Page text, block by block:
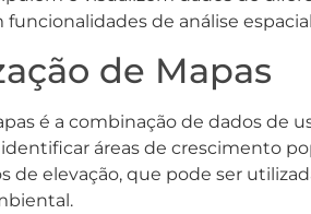
de análise
de Mapas
é a combinação de dados de
áreas de crescimento
de elevação, que pode ser